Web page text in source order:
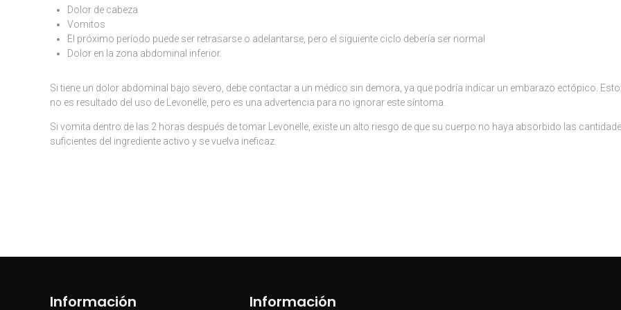
Dolor de cabeza
Vomitos
El próximo período puede ser retrasarse o adelantarse, pero el siguiente ciclo debería ser normal
Dolor en la zona abdominal inferior.
Si tiene un dolor abdominal bajo severo, debe contactar a un médico sin demora, ya que podría indicar un embarazo ectópico. Esto
no es resultado del uso de Levonelle, pero es una advertencia para no ignorar este síntoma.
Si vomita dentro de las 2 horas después de tomar Levonelle, existe un alto riesgo de que su cuerpo no haya absorbido las
suficientes del ingrediente activo y se vuelva ineficaz.
Información Información